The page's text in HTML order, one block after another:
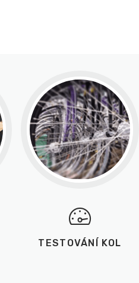
TESTOVÁNÍ KOL